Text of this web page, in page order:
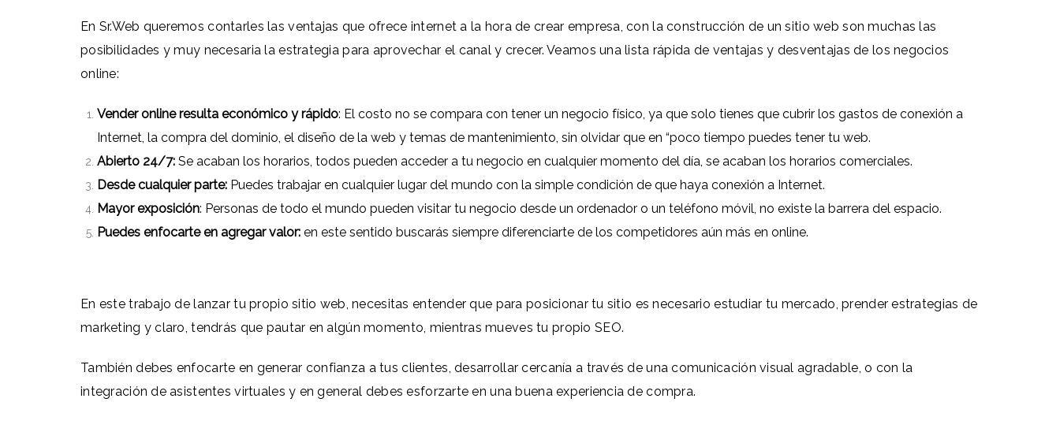
En Sr.Web queremos contarles las ventajas que ofrece internet a la hora de crear empresa, con la construcción de un sitio web son muchas las
posibilidades y muy necesaria la estrategia para aprovechar el canal y crecer. Veamos una lista rápida de ventajas y desventajas de los negocios
online:
Vender online resulta económico y rápido: El costo no se compara con tener un negocio físico, ya que solo tienes que cubrir los gastos de conexión a
Internet, la compra del dominio, el diseño de la web y temas de mantenimiento, sin olvidar que en “poco tiempo puedes tener tu web.
Abierto 24/7: Se acaban los horarios, todos pueden acceder a tu negocio en cualquier momento del día, se acaban los horarios comerciales.
Desde cualquier parte: Puedes trabajar en cualquier lugar del mundo con la simple condición de que haya conexión a Internet.
Mayor exposición: Personas de todo el mundo pueden visitar tu negocio desde un ordenador o un teléfono móvil, no existe la barrera del espacio.
Puedes enfocarte en agregar valor: en este sentido buscarás siempre diferenciarte de los competidores aún más en online.
En este trabajo de lanzar tu propio sitio web, necesitas entender que para posicionar tu sitio es necesario estudiar tu mercado, prender estrategias de
marketing y claro, tendrás que pautar en algún momento, mientras mueves tu propio SEO.
También debes enfocarte en generar confianza a tus clientes, desarrollar cercanía a través de una comunicación visual agradable, o con la
integración de asistentes virtuales y en general debes esforzarte en una buena experiencia de compra.